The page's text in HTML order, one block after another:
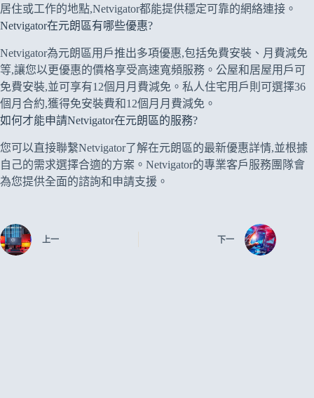
居住或工作的地點,Netvigator都能提供穩定可靠的網絡連接。
Netvigator在元朗區有哪些優惠?
Netvigator為元朗區用戶推出多項優惠,包括免費安裝、月費減免
等,讓您以更優惠的價格享受高速寬頻服務。公屋和居屋用戶可
免費安裝,並可享有12個月月費減免。私人住宅用戶則可選擇36
個月合約,獲得免安裝費和12個月月費減免。
如何才能申請Netvigator在元朗區的服務?
您可以直接聯繫Netvigator了解在元朗區的最新優惠詳情,並根據
自己的需求選擇合適的方案。Netvigator的專業客戶服務團隊會
為您提供全面的諮詢和申請支援。
上一 下一